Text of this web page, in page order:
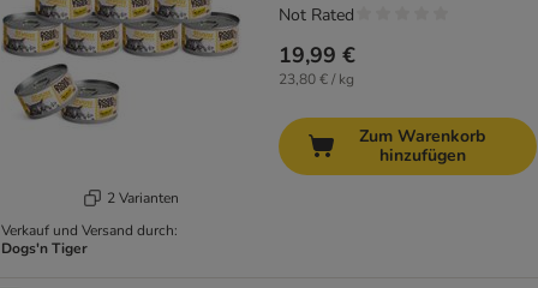
2 Varianten
Verkauf und Versand durch:
Dogs'n Tiger
19,99 €
23,80 € / kg
Not Rated
Zum Warenkorb
hinzufügen